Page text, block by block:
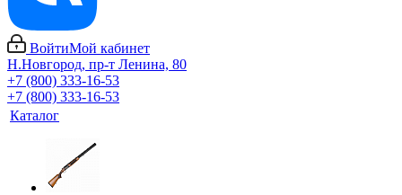
ВойтиМой кабинет
Н.Новгород, пр-т Ленина, 80
+7 (800) 333-16-53
+7 (800) 333-16-53
Каталог